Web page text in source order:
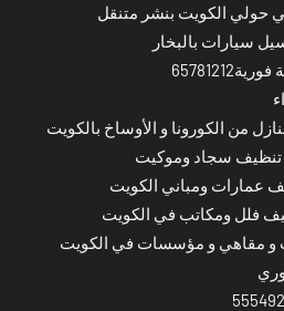
حولي الكويت بنشر متنقل
سيارات بالبخار
من الكورونا و الأوساخ بالكويت
تنظيف سجاد وموكيت
عمارات ومباني الكويت
فلل ومكاتب في الكويت
و مقاهي و مؤسسات في الكويت